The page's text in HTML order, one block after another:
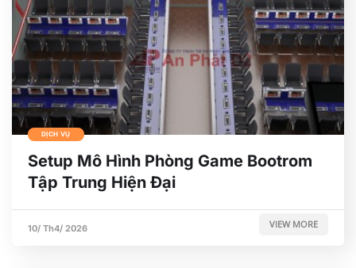
DỊCH VỤ
Setup Mô Hình Phòng Game Bootrom
Tập Trung Hiện Đại
10/ Th4/ 2026 VIEW MORE